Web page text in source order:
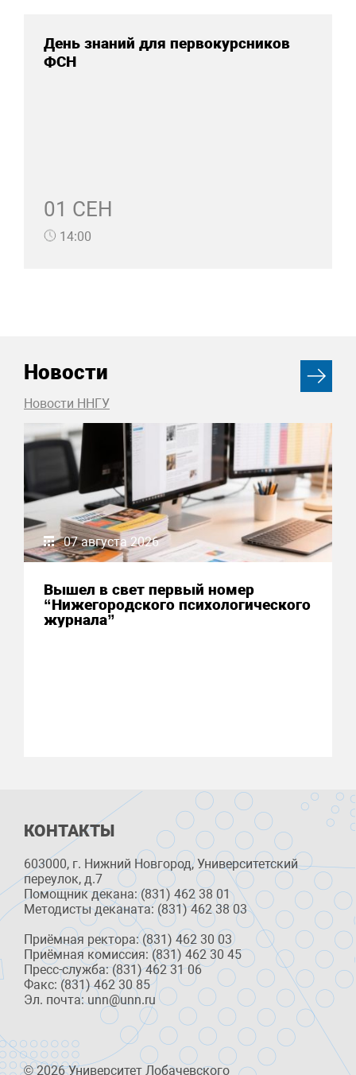
День знаний для первокурсников
ФСН
01 СЕН
14:00
Новости
Новости ННГУ
07 августа 2026
Вышел в свет первый номер
“Нижегородского психологического
журнала”
КОНТАКТЫ
603000, г. Нижний Новгород, Университетский
переулок, д.7
Помощник декана: (831) 462 38 01
Методисты деканата: (831) 462 38 03
Приёмная ректора: (831) 462 30 03
Приёмная комиссия: (831) 462 30 45
Пресс-служба: (831) 462 31 06
Факс: (831) 462 30 85
Эл. почта: unn@unn.ru
© 2026 Университет Лобачевского